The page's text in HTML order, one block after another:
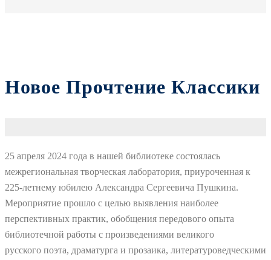
Новое Прочтение Классики
25 апреля 2024 года в нашей библиотеке состоялась
межрегиональная творческая лаборатория, приуроченная к
225-летнему юбилею Александра Сергеевича Пушкина.
Мероприятие прошло с целью выявления наиболее
перспективных практик, обобщения передового опыта
библиотечной работы с произведениями великого
русского поэта, драматурга и прозаика, литературоведческими